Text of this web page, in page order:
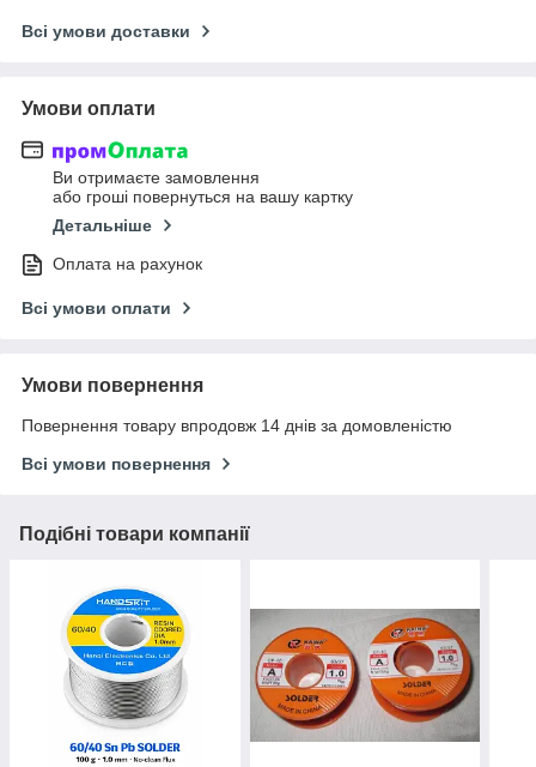
Всі умови доставки
Умови оплати
Ви отримаєте замовлення
або гроші повернуться на вашу картку
Детальніше
Оплата на рахунок
Всі умови оплати
Умови повернення
Повернення товару впродовж 14 днів за домовленістю
Всі умови повернення
Подібні товари компанії